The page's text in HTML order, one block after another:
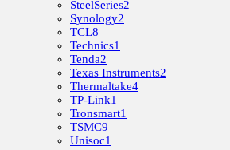
SteelSeries2
Synology2
TCL8
Technics1
Tenda2
Texas Instruments2
Thermaltake4
TP-Link1
Tronsmart1
TSMC9
Unisoc1